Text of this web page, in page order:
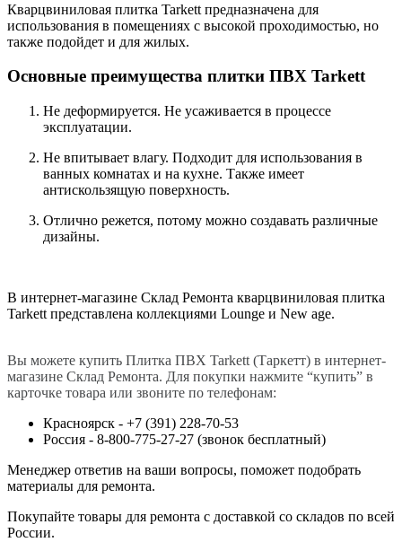
Кварцвиниловая плитка Tarkett предназначена для
использования в помещениях с высокой проходимостью, но
также подойдет и для жилых.
Основные преимущества плитки ПВХ Tarkett
Не деформируется. Не усаживается в процессе
эксплуатации.
Не впитывает влагу. Подходит для использования в
ванных комнатах и на кухне. Также имеет
антискользящую поверхность.
Отлично режется, потому можно создавать различные
дизайны.
В интернет-магазине Склад Ремонта кварцвиниловая плитка
Tarkett представлена коллекциями Lounge и New age.
Вы можете купить Плитка ПВХ Tarkett (Таркетт) в интернет-
магазине Склад Ремонта. Для покупки нажмите “купить” в
карточке товара или звоните по телефонам:
Красноярск - +7 (391) 228-70-53
Россия - 8-800-775-27-27 (звонок бесплатный)
Менеджер ответив на ваши вопросы, поможет подобрать
материалы для ремонта.
Покупайте товары для ремонта с доставкой со складов по всей
России.